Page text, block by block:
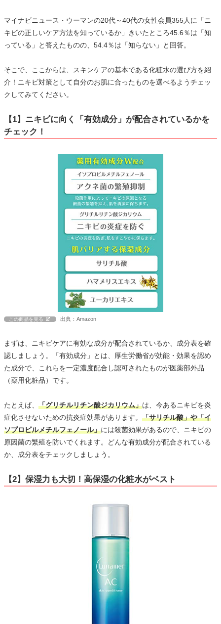
マイナビニュース・ウーマンの20代～40代の女性会員355人に「ニ
キビの正しいケア方法を知っているか」きいたところ45.6％は「知
っている」と答えたものの、54.4％は「知らない」と回答。
そこで、ここからは、スキンケアの基本である化粧水の選び方を紹
介！ニキビ対策として自分のお肌に合ったものを選べるようチェッ
クしてみてください。
【1】ニキビに向く「有効成分」が配合されているかを
チェック！
この商品を見る 出典：Amazon
まずは、ニキビケアに有効な成分が配合されているか、成分表を確
認しましょう。「有効成分」とは、厚生労働省が効能・効果を認め
た成分で、これらを一定濃度配合し認可されたものが医薬部外品
（薬用化粧品）です。
たとえば、 「グリチルリチン酸ジカリウム」は、今あるニキビを炎
症化させないための抗炎症効果があります。 「サリチル酸」や「イ
ソプロピルメチルフェノール」には殺菌効果があるので、ニキビの
原因菌の繁殖を防いでくれます。どんな有効成分が配合されている
か、成分表をチェックしましょう。
【2】保湿力も大切！高保湿の化粧水がベスト